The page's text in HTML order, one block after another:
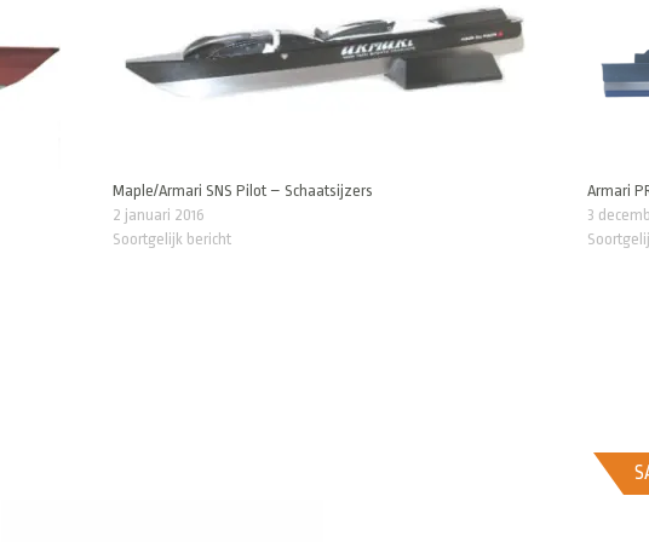
Maple/Armari SNS Pilot – Schaatsijzers
2 januari 2016
Soortgelijk bericht
Armari
3